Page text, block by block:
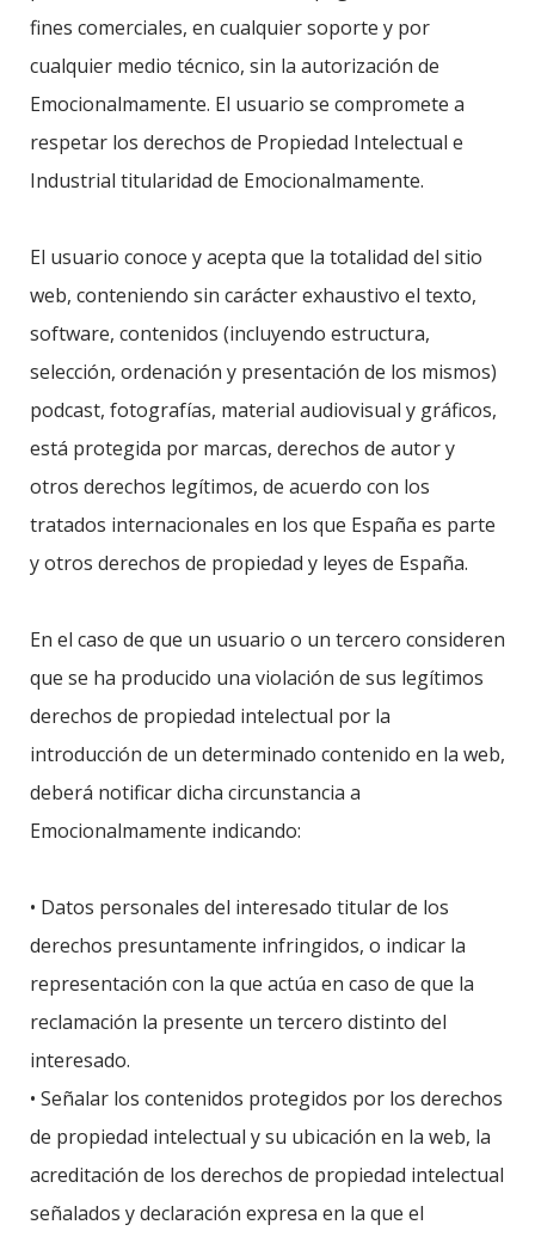
fines comerciales, en cualquier soporte y por
cualquier medio técnico, sin la autorización de
Emocionalmamente. El usuario se compromete a
respetar los derechos de Propiedad Intelectual e
Industrial titularidad de Emocionalmamente.
El usuario conoce y acepta que la totalidad del sitio
web, conteniendo sin carácter exhaustivo el texto,
software, contenidos (incluyendo estructura,
selección, ordenación y presentación de los mismos)
podcast, fotografías, material audiovisual y gráficos,
está protegida por marcas, derechos de autor y
otros derechos legítimos, de acuerdo con los
tratados internacionales en los que España es parte
y otros derechos de propiedad y leyes de España.
En el caso de que un usuario o un tercero consideren
que se ha producido una violación de sus legítimos
derechos de propiedad intelectual por la
introducción de un determinado contenido en la web,
deberá notificar dicha circunstancia a
Emocionalmamente indicando:
• Datos personales del interesado titular de los
derechos presuntamente infringidos, o indicar la
representación con la que actúa en caso de que la
reclamación la presente un tercero distinto del
interesado.
• Señalar los contenidos protegidos por los derechos
de propiedad intelectual y su ubicación en la web, la
acreditación de los derechos de propiedad intelectual
señalados y declaración expresa en la que el